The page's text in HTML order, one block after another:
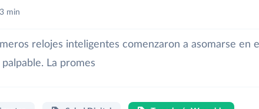
min
relojes inteligentes comenzaron a asomarse en
La promes